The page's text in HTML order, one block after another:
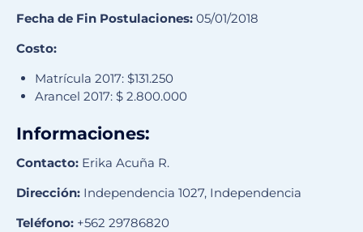
Fecha de Fin Postulaciones: 05/01/2018
Costo:
Matrícula 2017: $131.250
Arancel 2017: $ 2.800.000
Informaciones:
Contacto: Erika Acuña R.
Dirección: Independencia 1027, Independencia
Teléfono: +562 29786820